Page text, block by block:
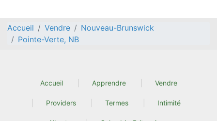
Accueil Vendre
Nouveau-Brunswick
Pointe-Verte, NB
Accueil Apprendre Vendre
Providers Termes Intimité